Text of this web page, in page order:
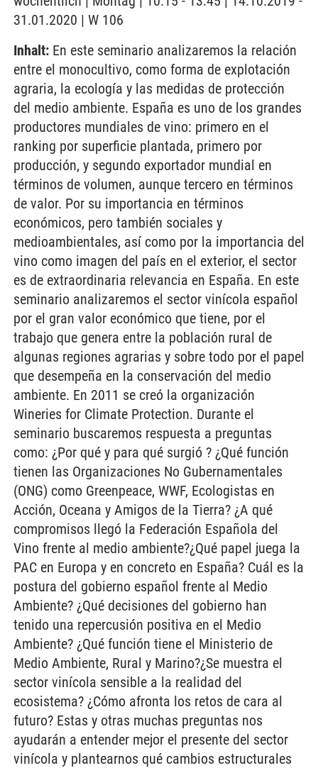
31.01.2020 | W 106
Inhalt: En este seminario analizaremos la relación
entre el monocultivo, como forma de explotación
agraria, la ecología y las medidas de protección
del medio ambiente. España es uno de los grandes
productores mundiales de vino: primero en el
ranking por superficie plantada, primero por
producción, y segundo exportador mundial en
términos de volumen, aunque tercero en términos
de valor. Por su importancia en términos
económicos, pero también sociales y
medioambientales, así como por la importancia del
vino como imagen del país en el exterior, el sector
es de extraordinaria relevancia en España. En este
seminario analizaremos el sector vinícola español
por el gran valor económico que tiene, por el
trabajo que genera entre la población rural de
algunas regiones agrarias y sobre todo por el papel
que desempeña en la conservación del medio
ambiente. En 2011 se creó la organización
Wineries for Climate Protection. Durante el
seminario buscaremos respuesta a preguntas
como: ¿Por qué y para qué surgió ? ¿Qué función
tienen las Organizaciones No Gubernamentales
(ONG) como Greenpeace, WWF, Ecologistas en
Acción, Oceana y Amigos de la Tierra? ¿A qué
compromisos llegó la Federación Española del
Vino frente al medio ambiente?¿Qué papel juega la
PAC en Europa y en concreto en España? Cuál es la
postura del gobierno español frente al Medio
Ambiente? ¿Qué decisiones del gobierno han
tenido una repercusión positiva en el Medio
Ambiente? ¿Qué función tiene el Ministerio de
Medio Ambiente, Rural y Marino?¿Se muestra el
sector vinícola sensible a la realidad del
ecosistema? ¿Cómo afronta los retos de cara al
futuro? Estas y otras muchas preguntas nos
ayudarán a entender mejor el presente del sector
vinícola y plantearnos qué cambios estructurales